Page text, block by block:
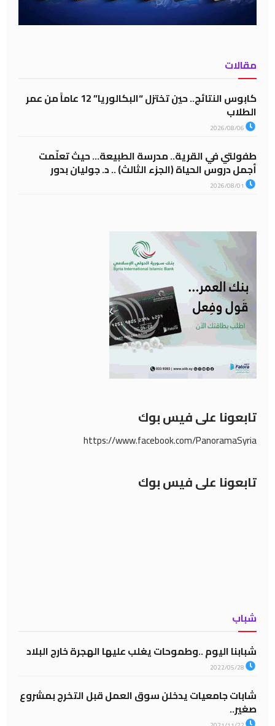
مقالات
كابوس النتائج.. حين تختزل “البكالوريا” 12 عاماً من عمر
الطلاب
طفولتي في القرية.. مدرسة الطبيعة… حيث تعلّمت
أجمل دروس الحياة (الجزء الثالث) .. د. جوليان بدور
تابعونا على فيس بوك
https://www.facebook.com/PanoramaSyria
تابعونا على فيس بوك
شباب
شبابنا اليوم ..وطموحات يغلب عليها الهجرة خارج البلاد
شابات جامعيات يدخلن سوق العمل قبل التخرج بمشروع
صغير..